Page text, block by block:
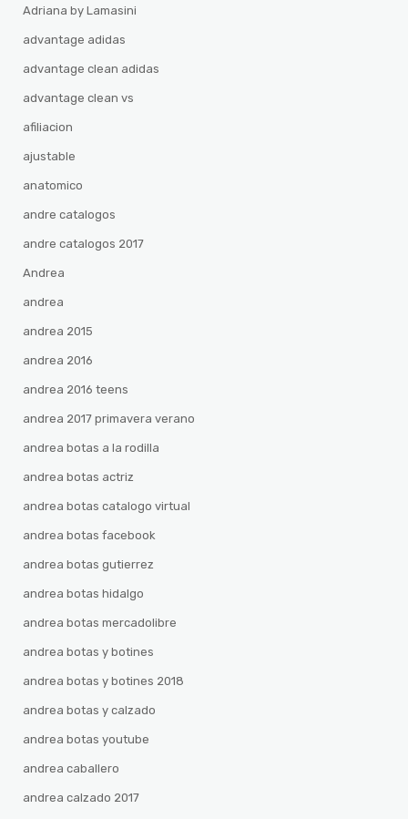
Adriana by Lamasini
advantage adidas
advantage clean adidas
advantage clean vs
afiliacion
ajustable
anatomico
andre catalogos
andre catalogos 2017
Andrea
andrea
andrea 2015
andrea 2016
andrea 2016 teens
andrea 2017 primavera verano
andrea botas a la rodilla
andrea botas actriz
andrea botas catalogo virtual
andrea botas facebook
andrea botas gutierrez
andrea botas hidalgo
andrea botas mercadolibre
andrea botas y botines
andrea botas y botines 2018
andrea botas y calzado
andrea botas youtube
andrea caballero
andrea calzado 2017